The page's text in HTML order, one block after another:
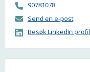
90781078
Send en e-post
Besøk LinkedIn profil